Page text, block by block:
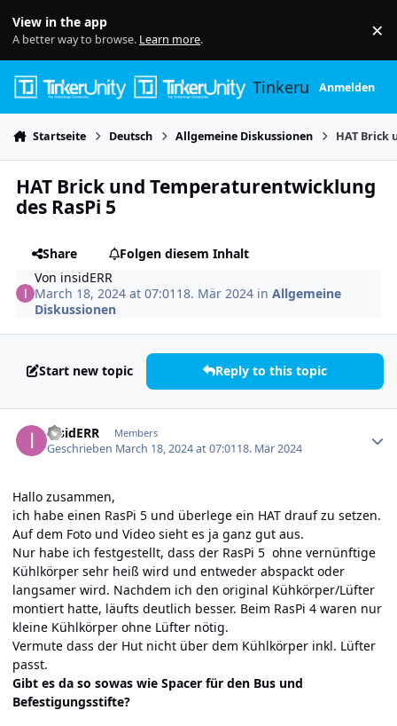
View in the app
A better way to browse. Learn more. ×
TinkerunityAnmelden
Startseite Deutsch Allgemeine Diskussionen HAT Brick
HAT Brick und Temperaturentwicklung
des RasPi 5
Share
Folgen diesem Inhalt
Von insidERR
March 18, 2024 at 07:01 18. Mär 2024 inAllgemeine
Diskussionen
Start new topic Reply to this topic
insidERR Members
Geschrieben March 18, 2024 at 07:0118. Mär 2024
Hallo zusammen,
ich habe einen RasPi 5 und überlege ein HAT drauf zu setzen.
Auf dem Foto und Video sieht es ja ganz gut aus.
Nur habe ich festgestellt, dass der RasPi 5 ohne vernünftige
Kühlkörper sehr heiß wird und entweder abspackt oder
langsamer wird. Nachdem ich den original Kühkörper/Lüfter
montiert hatte, läufts deutlich besser. Beim RasPi 4 waren nur
kleine Kühlkörper ohne Lüfter nötig.
Vermute dass der Hut nicht über dem Kühlkörper inkl. Lüfter
passt.
Gibt es da so sowas wie Spacer für den Bus und
Befestigungsstifte?